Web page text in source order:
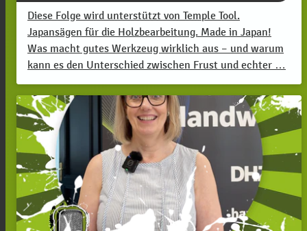
Diese Folge wird unterstützt von Temple Tool.
Japansägen für die Holzbearbeitung. Made in Japan!
Was macht gutes Werkzeug wirklich aus – und warum
kann es den Unterschied zwischen Frust und echter …